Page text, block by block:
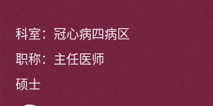
科室：冠心病四病区
职称：主任医师
硕士